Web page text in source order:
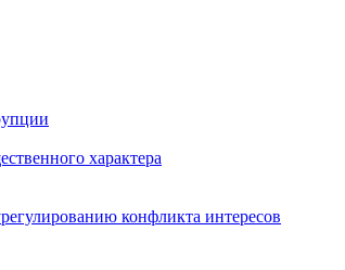
характера
конфликта интересов